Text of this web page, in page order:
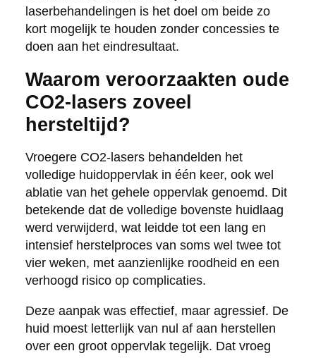
laserbehandelingen is het doel om beide zo
kort mogelijk te houden zonder concessies te
doen aan het eindresultaat.
Waarom veroorzaakten oude
CO2-lasers zoveel
hersteltijd?
Vroegere CO2-lasers behandelden het
volledige huidoppervlak in één keer, ook wel
ablatie van het gehele oppervlak genoemd. Dit
betekende dat de volledige bovenste huidlaag
werd verwijderd, wat leidde tot een lang en
intensief herstelproces van soms wel twee tot
vier weken, met aanzienlijke roodheid en een
verhoogd risico op complicaties.
Deze aanpak was effectief, maar agressief. De
huid moest letterlijk van nul af aan herstellen
over een groot oppervlak tegelijk. Dat vroeg